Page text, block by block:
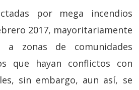
por mega incendios
2017, mayoritariamente
a zonas de comunidades
que hayan conflictos con
sin embargo, aun así, se